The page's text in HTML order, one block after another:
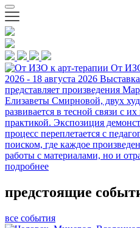
От
2026 - 18 августа 2026
представляет произведения
Елизаветы Смирновой, двух
развивается в тесной связи с
практикой. Экспозиция
процесс переплетается с
поиском, где каждое
работы с материалами, но и
подробнее
предстоящие
все события